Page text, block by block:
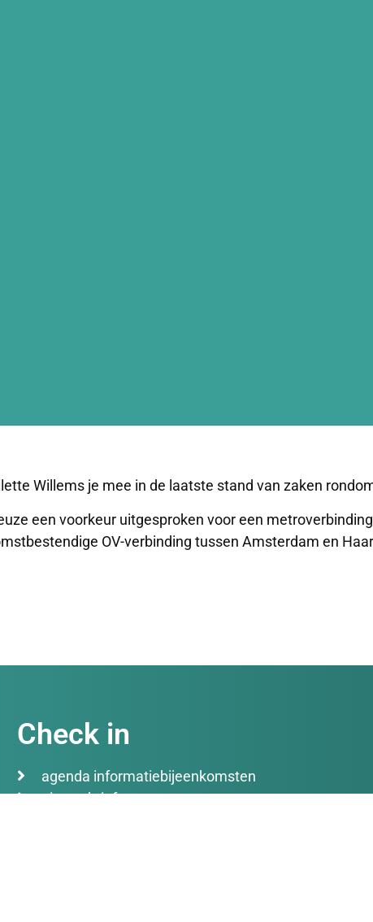
Willems je mee in de laatste stand van zaken
een voorkeur uitgesproken voor een
OV-verbinding tussen Amsterdam en
Check in
agenda informatiebijeenkomsten
nieuwsbrief